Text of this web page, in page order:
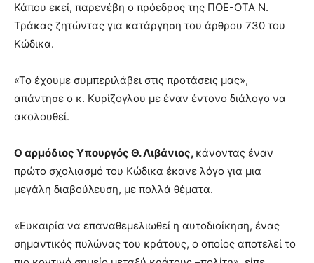
Κάπου εκεί, παρενέβη ο πρόεδρος της ΠΟΕ-ΟΤΑ Ν.
Τράκας ζητώντας για κατάργηση του άρθρου 730 του
Κώδικα.
«Το έχουμε συμπεριλάβει στις προτάσεις μας»,
απάντησε ο κ. Κυρίζογλου με έναν έντονο διάλογο να
ακολουθεί.
Ο αρμόδιος Υπουργός Θ. Λιβάνιος, κάνοντας έναν
πρώτο σχολιασμό του Κώδικα έκανε λόγο για μια
μεγάλη διαβούλευση, με πολλά θέματα.
«Ευκαιρία να επαναθεμελιωθεί η αυτοδιοίκηση, ένας
σημαντικός πυλώνας του κράτους, ο οποίος αποτελεί το